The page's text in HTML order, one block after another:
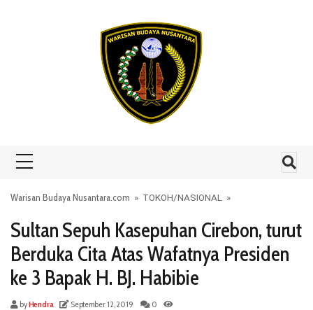
Warisan Budaya Nusantara.com » TOKOH/NASIONAL »
Sultan Sepuh Kasepuhan Cirebon, turut
Berduka Cita Atas Wafatnya Presiden
ke 3 Bapak H. BJ. Habibie
byHendra September 12, 2019 0